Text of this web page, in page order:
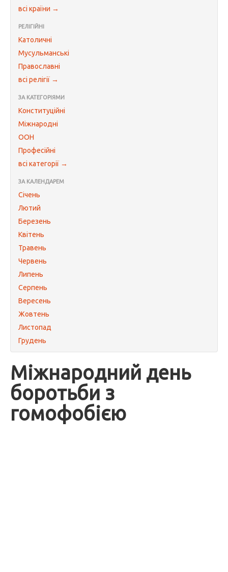
всі країни →
РЕЛІГІЙНІ
Католичні
Мусульманські
Православні
всі релігії →
ЗА КАТЕГОРІЯМИ
Конституційні
Міжнародні
ООН
Професійні
всі категорії →
ЗА КАЛЕНДАРЕМ
Січень
Лютий
Березень
Квітень
Травень
Червень
Липень
Серпень
Вересень
Жовтень
Листопад
Грудень
Міжнародний день
боротьби з
гомофобією